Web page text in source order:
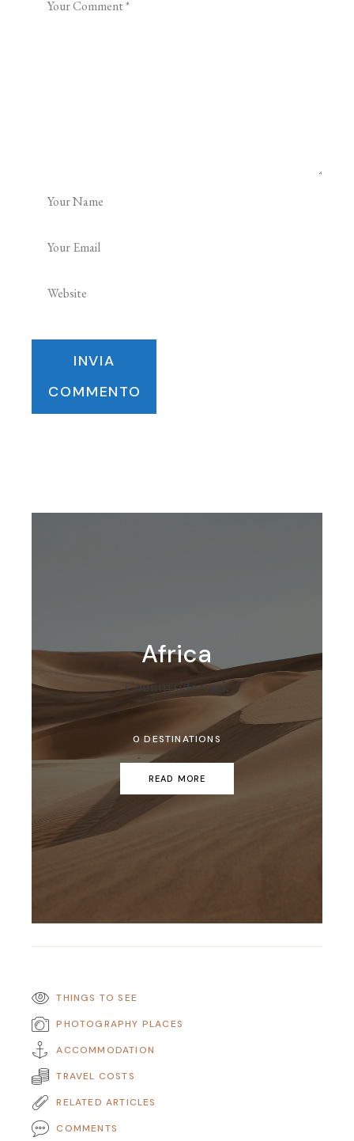
INVIA
COMMENTO
Africa
Countryside track
0 DESTINATIONS
READ MORE
THINGS TO SEE
PHOTOGRAPHY PLACES
ACCOMMODATION
TRAVEL COSTS
RELATED ARTICLES
COMMENTS